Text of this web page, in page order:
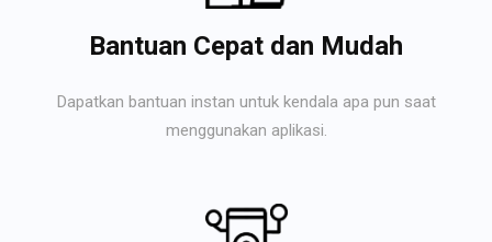
Bantuan Cepat dan Mudah
Dapatkan bantuan instan untuk kendala apa pun saat
menggunakan aplikasi.